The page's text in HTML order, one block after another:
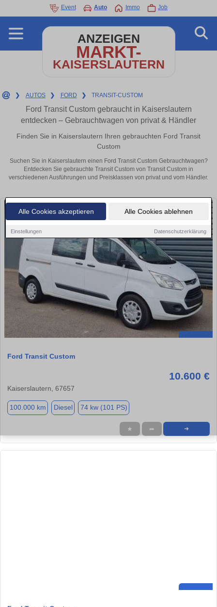
Alle Cookies akzeptieren Alle Cookies ablehnen
Einstellungen Datenschutzerklärung
Event Auto Immo Job
ANZEIGEN
MARKT-
KAISERSLAUTERN
❯ AUTOS ❯ FORD ❯ TRANSIT-CUSTOM
Ford Transit Custom gebraucht in Kaiserslautern
entdecken – Gebrauchtwagen von privat & Händler
Finden Sie in Kaiserslautern Ihren gebrauchten Ford Transit
Custom
Suchen Sie in Kaiserslautern einen Ford Transit Custom Gebrauchtwagen?
Entdecken Sie gebrauchte Transit Custom von Transit Custom in
verschiedenen Ausführungen und Preisklassen von privat und vom Händler.
Ford Transit Custom
10.600 €
Kaiserslautern, 67657
100.000 km Diesel 74 kw (101 PS)
★ ➦ ➜